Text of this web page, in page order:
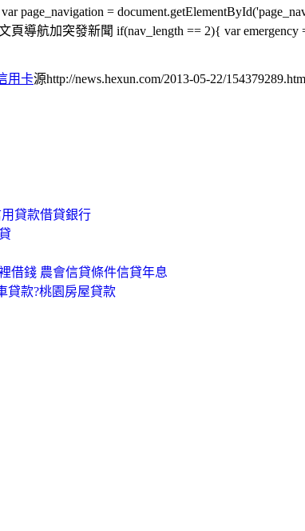
=
頁導航加突發新聞 if(nav_length == 2){ var emergency
用卡源http://news.hexun.com/2013-05-22/
貸款借貸銀行
借錢 農會信貸條件信貸年息
貸款?桃園房屋貸款